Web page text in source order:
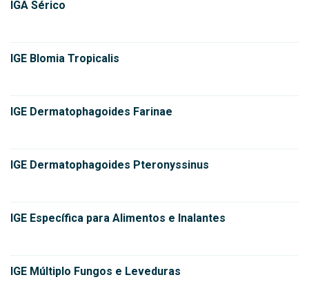
IGA Sérico
IGE Blomia Tropicalis
IGE Dermatophagoides Farinae
IGE Dermatophagoides Pteronyssinus
IGE Específica para Alimentos e Inalantes
IGE Múltiplo Fungos e Leveduras